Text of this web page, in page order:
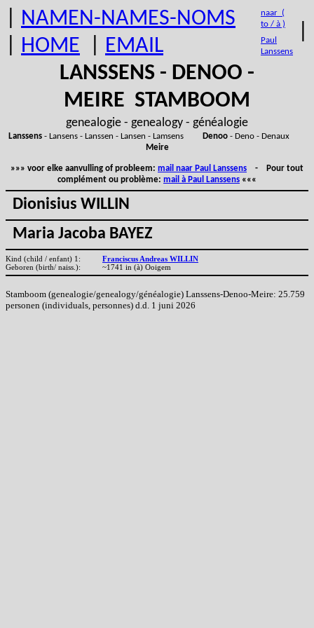
NAMEN-NAMES-NOMS
HOME EMAIL
naar (
to / à )
Paul
Lanssens
LANSSENS - DENOO -
MEIRE STAMBOOM
genealogie - genealogy - généalogie
Lanssens- Lansens - Lanssen - Lansen - Lamsens Denoo- Deno - Denaux
Meire
»»» voor elke aanvulling of probleem: mail naar Paul Lanssens - Pour tout
complément ou problème: mail à Paul Lanssens «««
Dionisius WILLIN
Maria Jacoba BAYEZ
Kind (child / enfant) 1:
Franciscus Andreas WILLIN
Geboren (birth/ naiss.):
~1741 in (à) Ooigem
Stamboom (genealogie/genealogy/généalogie) Lanssens-Denoo-Meire: 25.759
personen (individuals, personnes) d.d. 1 juni 2026